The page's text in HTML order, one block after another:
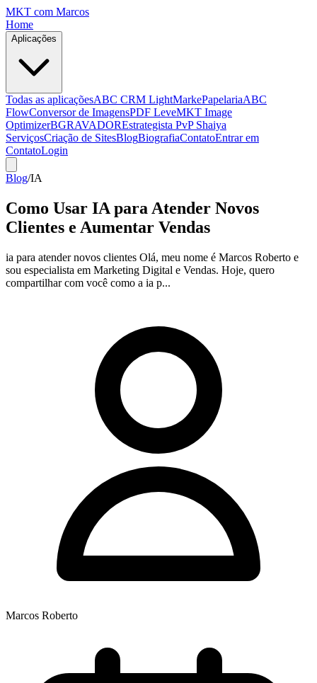
MKT com Marcos
Home
Aplicações
Todas as aplicaçõesABC CRM LightMarkePapelariaABC
FlowConversor de ImagensPDF LeveMKT Image
OptimizerBGRAVADOREstrategista PvP Shaiya
ServiçosCriação de SitesBlogBiografiaContatoEntrar em
ContatoLogin
Blog/IA
Como Usar IA para Atender Novos
Clientes e Aumentar Vendas
ia para atender novos clientes Olá, meu nome é Marcos Roberto e
sou especialista em Marketing Digital e Vendas. Hoje, quero
compartilhar com você como a ia p...
Marcos Roberto